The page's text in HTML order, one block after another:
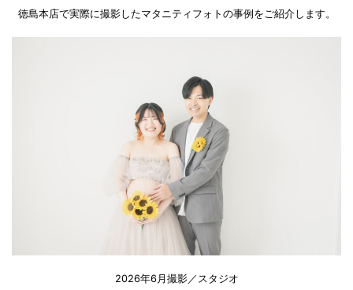
徳島本店で実際に撮影したマタニティフォトの事例をご紹介します。
2026年6月撮影／スタジオ